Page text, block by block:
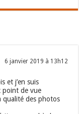
6 janvier 2019 à 13h12
et j’en suis
point de vue
qualité des photos